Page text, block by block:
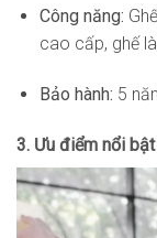
Công năng:
cao cấp, ghế
Bảo hành: 5
3. Ưu điểm nổi